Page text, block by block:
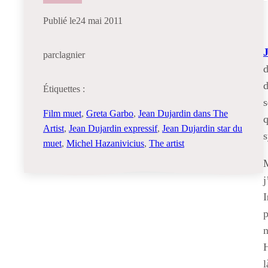
Publié le24 mai 2011
parclagnier
Étiquettes :
Film muet, Greta Garbo, Jean Dujardin dans The
Artist, Jean Dujardin expressif, Jean Dujardin star du
muet, Michel Hazanivicius, The artist